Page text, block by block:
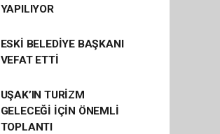
YAPILIYOR
ESKİ BELEDİYE BAŞKANI
VEFAT ETTİ
UŞAK’IN TURİZM
GELECEĞİ İÇİN ÖNEMLİ
TOPLANTI